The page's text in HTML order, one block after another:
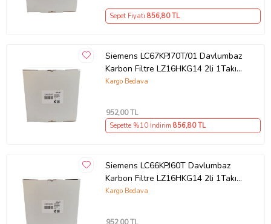
Sepet Fiyatı 856,80 TL
Siemens LC67KPJ70T/01 Davlumbaz
Karbon Filtre LZ16HKG14 2li 1Takım
Bacasız Aspiratör Kömür Filtresi
Kargo Bedava
952,00 TL
Sepette %10 İndirim 856,80 TL
Siemens LC66KPJ60T Davlumbaz
Karbon Filtre LZ16HKG14 2li 1Takım
Bacasız Aspiratör Kömür Filtresi
Kargo Bedava